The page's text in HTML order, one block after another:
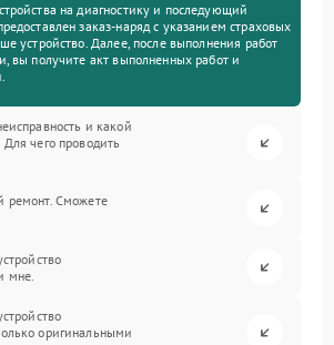
на диагностику и последующий
заказ-наряд с указанием страховых
устройство. Далее, после выполнения работ
вы получите акт выполненных работ и
и какой
чего проводить
ремонт. Сможете
мне.
оригинальными